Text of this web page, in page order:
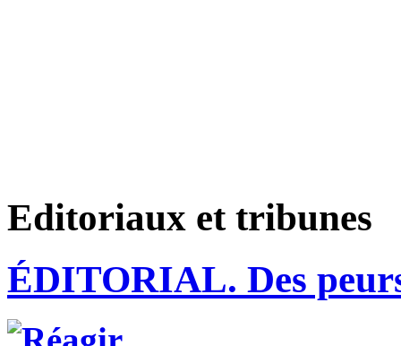
Editoriaux et tribunes
ÉDITORIAL. Des